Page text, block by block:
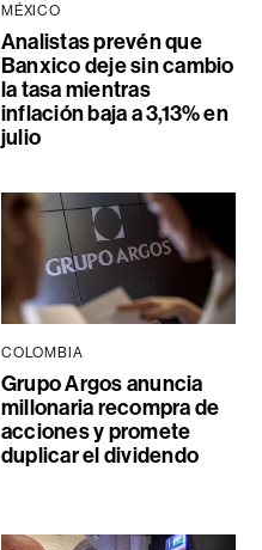
MÉXICO
Analistas prevén que
Banxico deje sin cambio
la tasa mientras
inflación baja a 3,13% en
julio
COLOMBIA
Grupo Argos anuncia
millonaria recompra de
acciones y promete
duplicar el dividendo